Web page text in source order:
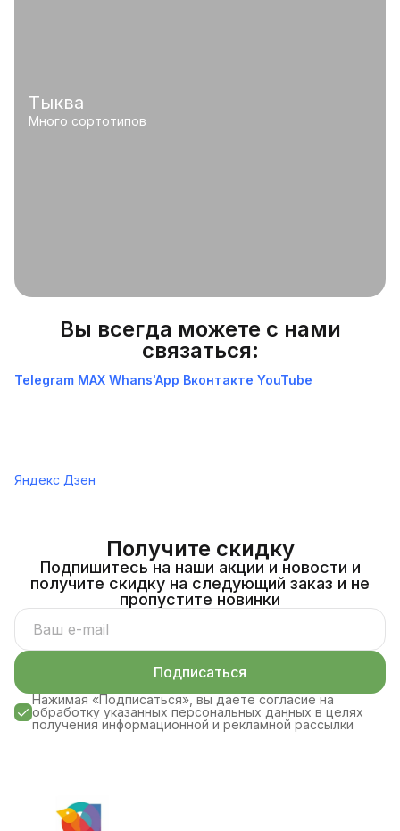
Тыква
Много сортотипов
Вы всегда можете с нами
связаться:
Telegram МАХ Whans'App Вконтакте YouTube
Яндекс Дзен
Получите скидку
Подпишитесь на наши акции и новости и
получите скидку на следующий заказ и не
пропустите новинки
Подписаться
Нажимая «Подписаться», вы даете согласие на
обработку указанных персональных данных в целях
получения информационной и рекламной рассылки